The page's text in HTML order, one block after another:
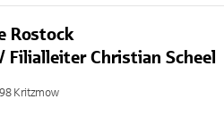
Rostock
Filialleiter Christian Scheel
Kritzmow